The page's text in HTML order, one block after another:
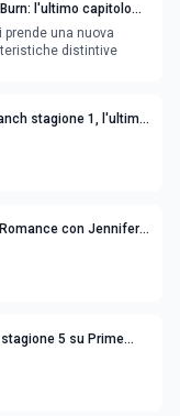
l'ultimo capitolo
e si brucia
prende una nuova
distintive
stagione 1, l'ultimo
con Jennifer
5 su Prime